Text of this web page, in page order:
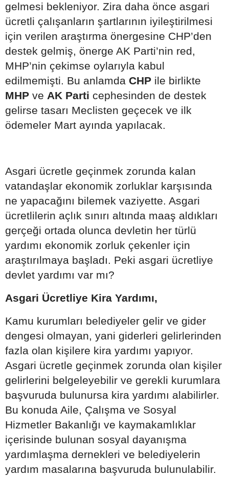
gelmesi bekleniyor. Zira daha önce asgari
ücretli çalışanların şartlarının iyileştirilmesi
için verilen araştırma önergesine CHP’den
destek gelmiş, önerge AK Parti’nin red,
MHP’nin çekimse oylarıyla kabul
edilmemişti. Bu anlamda CHP ile birlikte
MHP ve AK Parti cephesinden de destek
gelirse tasarı Meclisten geçecek ve ilk
ödemeler Mart ayında yapılacak.
Asgari ücretle geçinmek zorunda kalan
vatandaşlar ekonomik zorluklar karşısında
ne yapacağını bilemek vaziyette. Asgari
ücretlilerin açlık sınırı altında maaş aldıkları
gerçeği ortada olunca devletin her türlü
yardımı ekonomik zorluk çekenler için
araştırılmaya başladı. Peki asgari ücretliye
devlet yardımı var mı?
Asgari Ücretliye Kira Yardımı,
Kamu kurumları belediyeler gelir ve gider
dengesi olmayan, yani giderleri gelirlerinden
fazla olan kişilere kira yardımı yapıyor.
Asgari ücretle geçinmek zorunda olan kişiler
gelirlerini belgeleyebilir ve gerekli kurumlara
başvuruda bulunursa kira yardımı alabilirler.
Bu konuda Aile, Çalışma ve Sosyal
Hizmetler Bakanlığı ve kaymakamlıklar
içerisinde bulunan sosyal dayanışma
yardımlaşma dernekleri ve belediyelerin
yardım masalarına başvuruda bulunulabilir.